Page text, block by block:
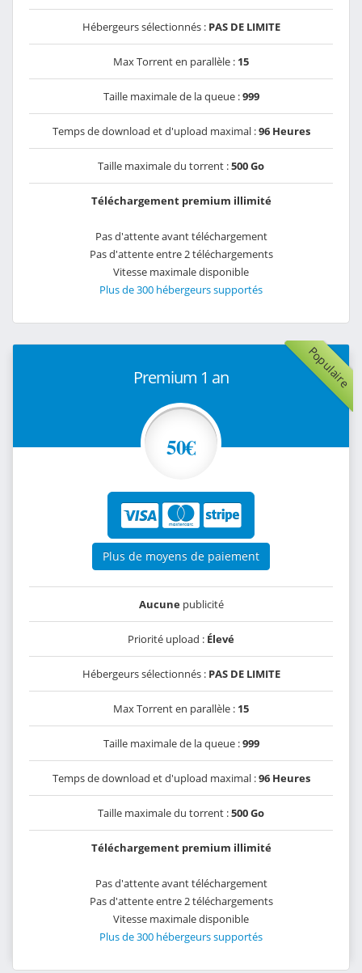
Hébergeurs sélectionnés : PAS DE LIMITE
Max Torrent en parallèle : 15
Taille maximale de la queue :999
Temps de download et d'upload maximal :96 Heures
Taille maximale du torrent :500 Go
Téléchargement premium illimité
Pas d'attente avant téléchargement
Pas d'attente entre 2 téléchargements
Vitesse maximale disponible
Plus de 300 hébergeurs supportés
Populaire
Premium 1 an
50€
Plus de moyens de paiement
Aucunepublicité
Priorité upload : Élevé
Hébergeurs sélectionnés : PAS DE LIMITE
Max Torrent en parallèle : 15
Taille maximale de la queue :999
Temps de download et d'upload maximal :96 Heures
Taille maximale du torrent :500 Go
Téléchargement premium illimité
Pas d'attente avant téléchargement
Pas d'attente entre 2 téléchargements
Vitesse maximale disponible
Plus de 300 hébergeurs supportés